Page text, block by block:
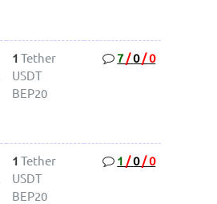
1 Tether
USDT
BEP20
7/0/0
1 Tether
USDT
BEP20
1 /0/0